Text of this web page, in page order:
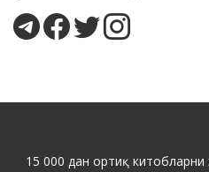
15 000 дан ортиқ